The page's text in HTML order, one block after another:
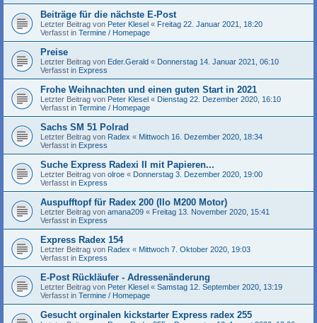
Beiträge für die nächste E-Post
Letzter Beitrag von Peter Klesel « Freitag 22. Januar 2021, 18:20
Verfasst in Termine / Homepage
Preise
Letzter Beitrag von Eder.Gerald « Donnerstag 14. Januar 2021, 06:10
Verfasst in Express
Frohe Weihnachten und einen guten Start in 2021
Letzter Beitrag von Peter Klesel « Dienstag 22. Dezember 2020, 16:10
Verfasst in Termine / Homepage
Sachs SM 51 Polrad
Letzter Beitrag von Radex « Mittwoch 16. Dezember 2020, 18:34
Verfasst in Express
Suche Express Radexi II mit Papieren...
Letzter Beitrag von olroe « Donnerstag 3. Dezember 2020, 19:00
Verfasst in Express
Auspufftopf für Radex 200 (Ilo M200 Motor)
Letzter Beitrag von amana209 « Freitag 13. November 2020, 15:41
Verfasst in Express
Express Radex 154
Letzter Beitrag von Radex « Mittwoch 7. Oktober 2020, 19:03
Verfasst in Express
E-Post Rückläufer - Adressenänderung
Letzter Beitrag von Peter Klesel « Samstag 12. September 2020, 13:19
Verfasst in Termine / Homepage
Gesucht orginalen kickstarter Express radex 255